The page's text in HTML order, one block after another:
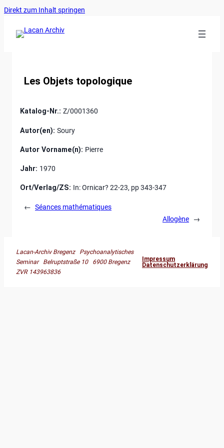
Direkt zum Inhalt springen
Les Objets topologique
Katalog-Nr.: Z/0001360
Autor(en): Soury
Autor Vorname(n): Pierre
Jahr: 1970
Ort/Verlag/ZS: In: Ornicar? 22-23, pp 343-347
← Séances mathématiques
Allogène
→
Lacan-Archiv Bregenz Psychoanalytisches
Seminar Belruptstraße 10 6900 Bregenz
ZVR 143963836
Impressum
Datenschutzerklärung